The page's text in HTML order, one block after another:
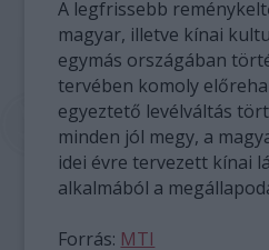
A legfrissebb
magyar, illetve kínai
egymás országában
tervében komoly
egyeztető levélváltás
minden jól megy, a
idei évre tervezett kínai
alkalmából a
Forrás: MTI